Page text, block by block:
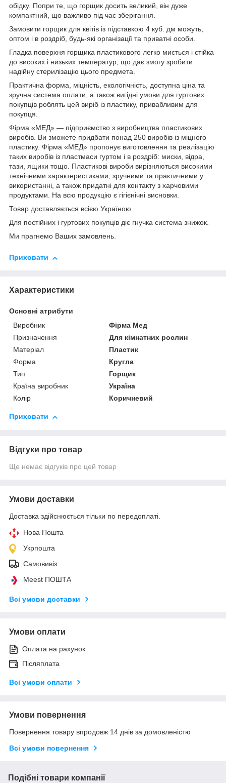
обідку. Попри те, що горщик досить великий, він дуже
компактний, що важливо під час зберігання.
Замовити горщик для квітів із підставкою 4 куб. дм можуть,
оптом і в роздріб, будь-які організації та приватні особи.
Гладка поверхня горщика пластикового легко миється і стійка
до високих і низьких температур, що дає змогу зробити
надійну стерилізацію цього предмета.
Практична форма, міцність, екологічність, доступна ціна та
зручна система оплати, а також вигідні умови для гуртових
покупців роблять цей виріб із пластику, привабливим для
покупця.
Фірма «МЕД» — підприємство з виробництва пластикових
виробів. Ви зможете придбати понад 250 виробів із міцного
пластику. Фірма «МЕД» пропонує виготовлення та реалізацію
таких виробів із пластмаси гуртом і в роздріб: миски, відра,
тази, ящики тощо. Пластикові вироби вирізняються високими
технічними характеристиками, зручними та практичними у
використанні, а також придатні для контакту з харчовими
продуктами. На всю продукцію є гігієнічні висновки.
Товар доставляється всією Україною.
Для постійних і гуртових покупців діє гнучка система знижок.
Ми прагнемо Ваших замовлень.
Приховати
Характеристики
Основні атрибути
Виробник
Фірма Мед
Призначення
Для кімнатних рослин
Матеріал
Пластик
Форма
Кругла
Тип
Горщик
Країна виробник
Україна
Колір
Коричневий
Приховати
Відгуки про товар
Ще немає відгуків про цей товар
Умови доставки
Доставка здійснюється тільки по передоплаті.
Нова Пошта
Укрпошта
Самовивіз
Meest ПОШТА
Всі умови доставки
Умови оплати
Оплата на рахунок
Післяплата
Всі умови оплати
Умови повернення
Повернення товару впродовж 14 днів за домовленістю
Всі умови повернення
Подібні товари компанії